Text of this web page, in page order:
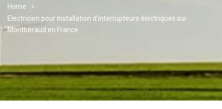
Home
Electricien pour Installation d’interrupteurs électriques sur
Montberaud en France